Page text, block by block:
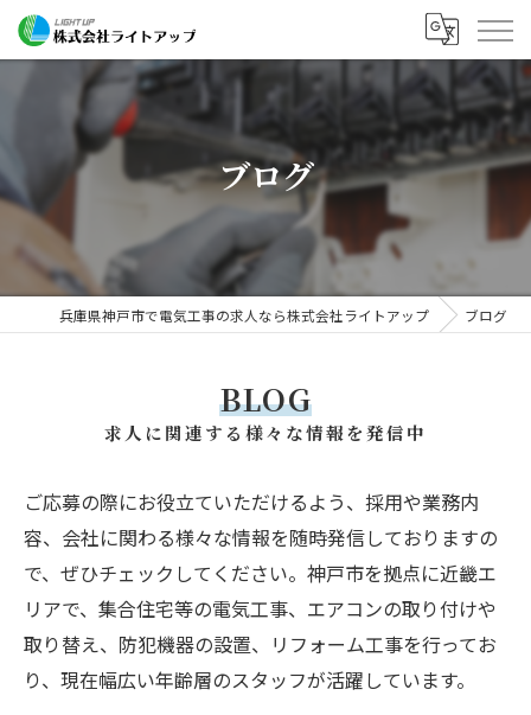
ブログ
兵庫県神戸市で電気工事の求人なら株式会社ライトアップ ブログ
BLOG
求人に関連する様々な情報を発信中
ご応募の際にお役立ていただけるよう、採用や業務内
容、会社に関わる様々な情報を随時発信しておりますの
で、ぜひチェックしてください。神戸市を拠点に近畿エ
リアで、集合住宅等の電気工事、エアコンの取り付けや
取り替え、防犯機器の設置、リフォーム工事を行ってお
り、現在幅広い年齢層のスタッフが活躍しています。